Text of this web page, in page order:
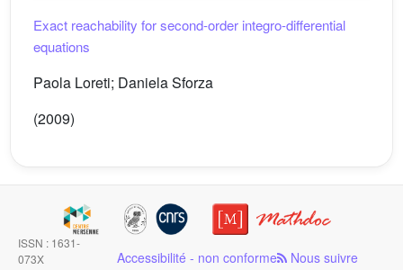
Exact reachability for second-order integro-differential
equations
Paola Loreti; Daniela Sforza
(2009)
ISSN : 1631-
073X
Accessibilité - non conforme Nous suivre